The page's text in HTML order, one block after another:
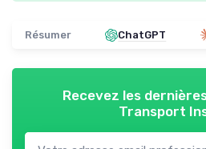
Résumer ChatGPT
Recevez les
Transport